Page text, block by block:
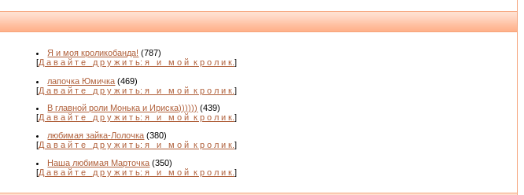
Я и моя кроликобанда! (787)
[Д а в а й т е _д р у ж и т ь: я _и_ м о й_к р о л и к. ]
лапочка Юмичка (469)
[Д а в а й т е _д р у ж и т ь: я _и_ м о й_к р о л и к. ]
В главной роли Монька и Ириска)))))) (439)
[Д а в а й т е _д р у ж и т ь: я _и_ м о й_к р о л и к. ]
любимая зайка-Лолочка (380)
[Д а в а й т е _д р у ж и т ь: я _и_ м о й_к р о л и к. ]
Наша любимая Марточка (350)
[Д а в а й т е _д р у ж и т ь: я _и_ м о й_к р о л и к. ]